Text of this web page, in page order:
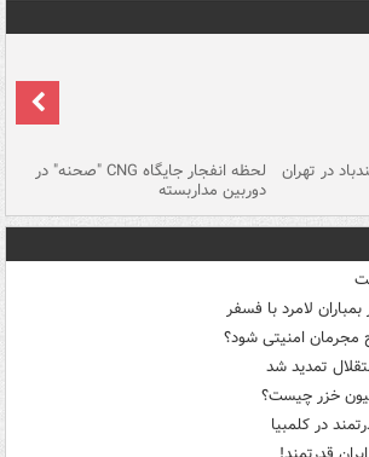
در تهران لحظه انفجار جایگاه CNG "صحنه" در
دوربین مداربسته
لامرد با فسفر
مجرمان امنیتی شود؟
تمدید شد
خزر چیست؟
در کلمبیا